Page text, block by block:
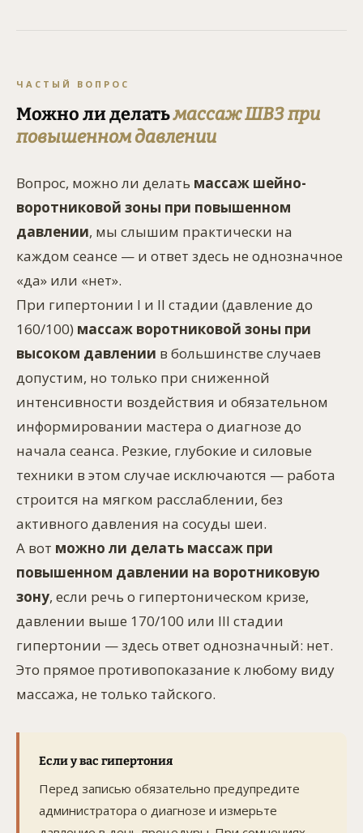
ЧАСТЫЙ ВОПРОС
Можно ли делатьмассаж ШВЗ при
повышенном давлении
Вопрос, можно ли делать массаж шейно-
воротниковой зоны при повышенном
давлении, мы слышим практически на
каждом сеансе — и ответ здесь не однозначное
«да» или «нет».
При гипертонии I и II стадии (давление до
160/100) массаж воротниковой зоны при
высоком давлении в большинстве случаев
допустим, но только при сниженной
интенсивности воздействия и обязательном
информировании мастера о диагнозе до
начала сеанса. Резкие, глубокие и силовые
техники в этом случае исключаются — работа
строится на мягком расслаблении, без
активного давления на сосуды шеи.
А вот можно ли делать массаж при
повышенном давлении на воротниковую
зону, если речь о гипертоническом кризе,
давлении выше 170/100 или III стадии
гипертонии — здесь ответ однозначный: нет.
Это прямое противопоказание к любому виду
массажа, не только тайского.
Если у вас гипертония
Перед записью обязательно предупредите
администратора о диагнозе и измерьте